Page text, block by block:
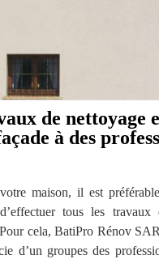
de nettoyage
à des
maison, il est
tous les
cela, BatiPro Rénov
d’un groupes des